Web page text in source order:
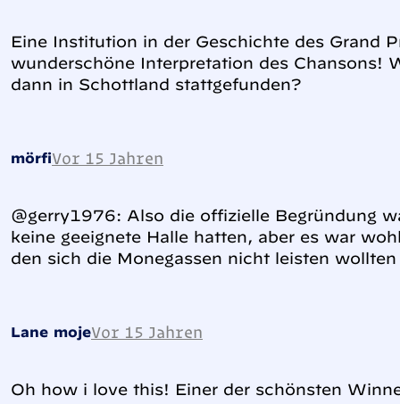
Eine Institution in der Geschichte des Grand
wunderschöne Interpretation des Chansons!
dann in Schottland stattgefunden?
mörfiVor 15 Jahren
@gerry1976: Also die offizielle Begründung
keine geeignete Halle hatten, aber es war
den sich die Monegassen nicht leisten wollten
Lane mojeVor 15 Jahren
Oh how i love this! Einer der schönsten